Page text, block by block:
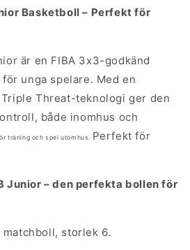
Basketboll – Perfekt för
är en FIBA 3x3-godkänd
unga spelare. Med en
Triple Threat-teknologi ger den
både inomhus och
träning och spel utomhus. Perfekt för
Junior – den perfekta bollen för
storlek 6.